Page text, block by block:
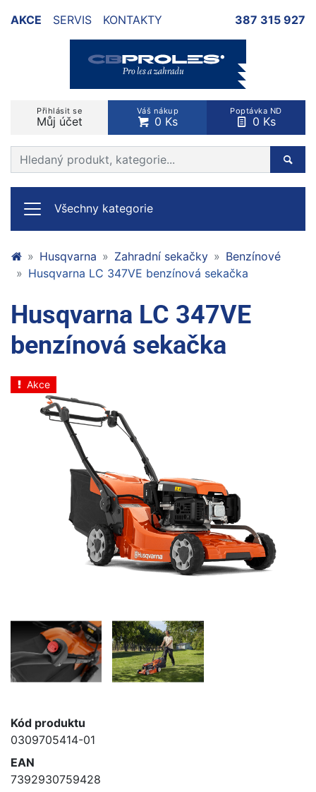
AKCE SERVIS KONTAKTY 387 315 927
Přihlásit se
Můj účet
Váš nákup
0 Ks
Poptávka ND
0 Ks
Prohledat web
Všechny kategorie
Husqvarna Zahradní sekačky
Benzínové
Husqvarna LC 347VE benzínová sekačka
Husqvarna LC 347VE
benzínová sekačka
Akce
Kód produktu
0309705414-01
EAN
7392930759428